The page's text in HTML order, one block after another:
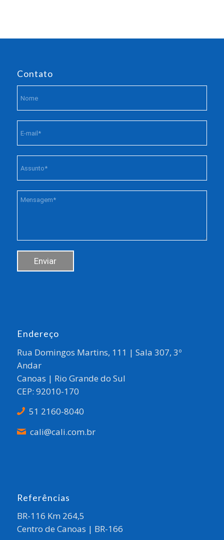
Contato
Endereço
Rua Domingos Martins, 111 | Sala 307, 3º
Andar
Canoas | Rio Grande do Sul
CEP: 92010-170
51 2160-8040
cali@cali.com.br
Referências
BR-116 Km 264,5
Centro de Canoas | BR-166